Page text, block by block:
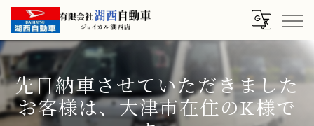
先日納車させていただきました
お客様は、大津市在住のK様で